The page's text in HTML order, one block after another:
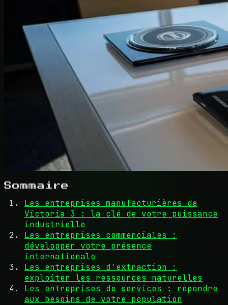
Sommaire
Les entreprises manufacturières de
Victoria 3 : la clé de votre puissance
industrielle
Les entreprises commerciales :
développer votre présence
internationale
Les entreprises d'extraction :
exploiter les ressources naturelles
Les entreprises de services : répondre
aux besoins de votre population